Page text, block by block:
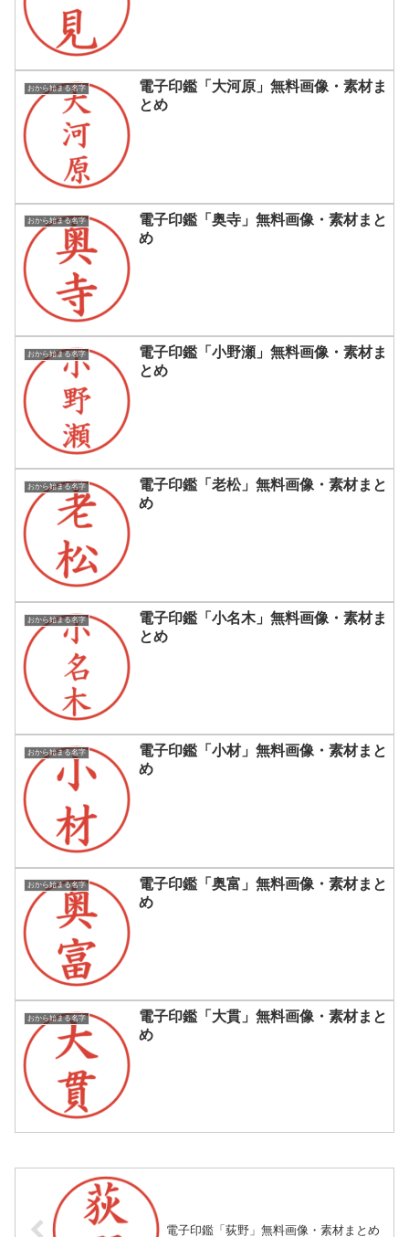
おから始まる名字
電子印鑑「大河原」無料画像・素材ま
とめ
おから始まる名字
電子印鑑「奥寺」無料画像・素材まと
め
おから始まる名字
電子印鑑「小野瀬」無料画像・素材ま
とめ
おから始まる名字
電子印鑑「老松」無料画像・素材まと
め
おから始まる名字
電子印鑑「小名木」無料画像・素材ま
とめ
おから始まる名字
電子印鑑「小材」無料画像・素材まと
め
おから始まる名字
電子印鑑「奥富」無料画像・素材まと
め
おから始まる名字
電子印鑑「大貫」無料画像・素材まと
め
電子印鑑「荻野」無料画像・素材まとめ